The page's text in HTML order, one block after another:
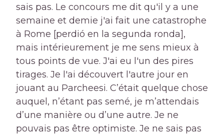
sais pas. Le concours me dit qu'il y a une
semaine et demie j'ai fait une catastrophe
à Rome [perdió en la segunda ronda],
mais intérieurement je me sens mieux à
tous points de vue. J'ai eu l'un des pires
tirages. Je l'ai découvert l'autre jour en
jouant au Parcheesi. C’était quelque chose
auquel, n’étant pas semé, je m’attendais
d’une manière ou d’une autre. Je ne
pouvais pas être optimiste. Je ne sais pas